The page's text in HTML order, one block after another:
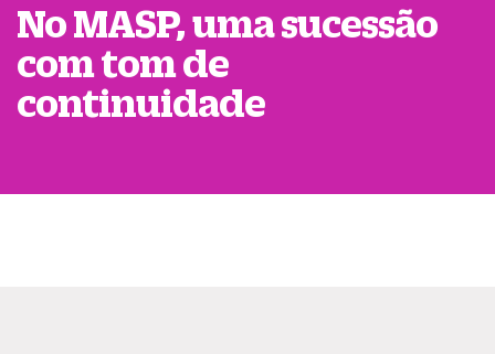
No MASP, uma sucessão
com tom de
continuidade